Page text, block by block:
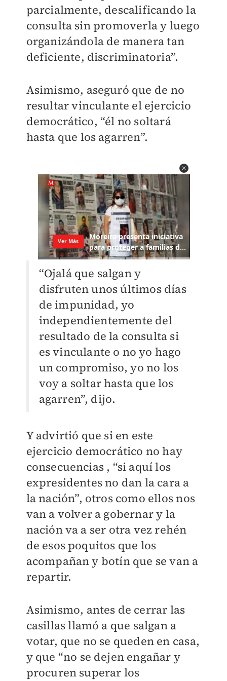
parcialmente, descalificando la
consulta sin promoverla y luego
organizándola de manera tan
deficiente, discriminatoria”.
Asimismo, aseguró que de no
resultar vinculante el ejercicio
democrático, “él no soltará
hasta que los agarren”.
“Ojalá que salgan y
disfruten unos últimos días
de impunidad, yo
independientemente del
resultado de la consulta si
es vinculante o no yo hago
un compromiso, yo no los
voy a soltar hasta que los
agarren”, dijo.
Y advirtió que si en este
ejercicio democrático no hay
consecuencias , “si aquí los
expresidentes no dan la cara a
la nación”, otros como ellos nos
van a volver a gobernar y la
nación va a ser otra vez rehén
de esos poquitos que los
acompañan y botín que se van a
repartir.
Asimismo, antes de cerrar las
casillas llamó a que salgan a
votar, que no se queden en casa,
y que “no se dejen engañar y
procuren superar los